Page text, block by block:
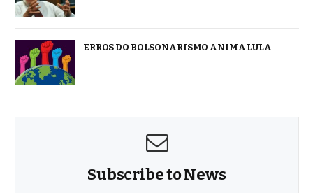
ERROS DO BOLSONARISMO ANIMA LULA
Subscribe to News